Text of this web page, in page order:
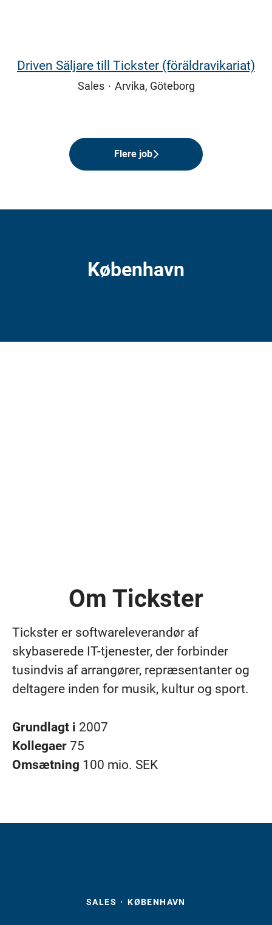
Driven Säljare till Tickster (föräldravikariat)
Sales · Arvika, Göteborg
Flere job
København
Om Tickster
Tickster er softwareleverandør af
skybaserede IT-tjenester, der forbinder
tusindvis af arrangører, repræsentanter og
deltagere inden for musik, kultur og sport.
Grundlagt i 2007
Kollegaer 75
Omsætning 100 mio. SEK
SALES · KØBENHAVN